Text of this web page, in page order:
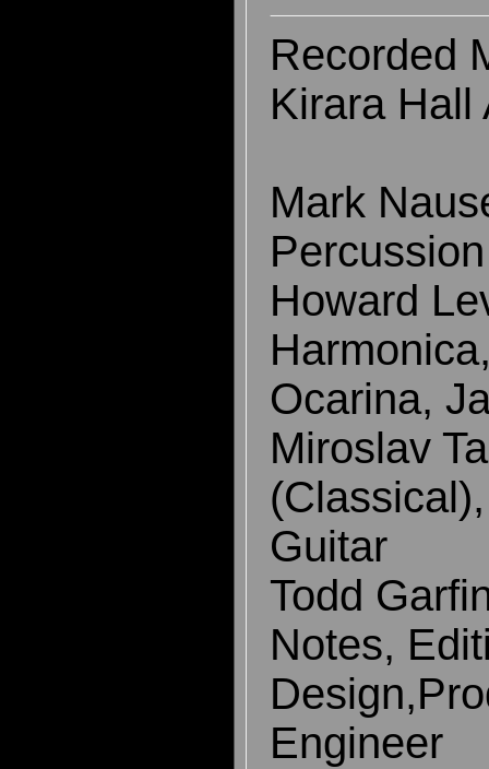
Recorded
Kirara Hall
Mark
Percussion
Howard
Ocarina,
Miroslav
Guitar
Todd
Notes,
Engineer